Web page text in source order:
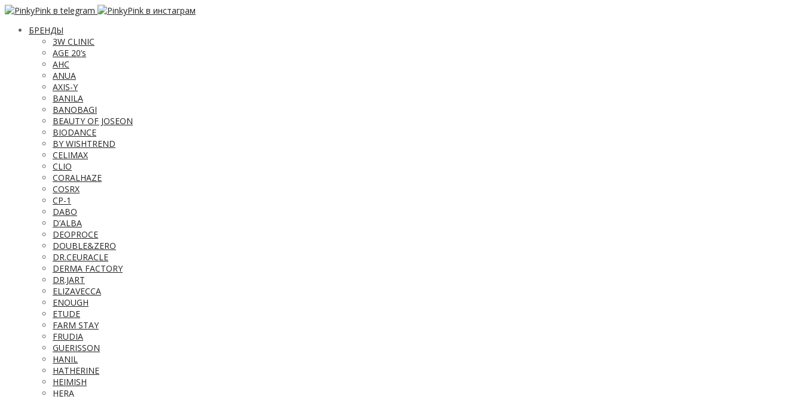
БРЕНДЫ
3W CLINIC
AGE 20’s
AHC
ANUA
AXIS-Y
BANILA
BANOBAGI
BEAUTY OF JOSEON
BIODANCE
BY WISHTREND
CELIMAX
CLIO
CORALHAZE
COSRX
CP-1
DABO
D’ALBA
DEOPROCE
DOUBLE&ZERO
DR.CEURACLE
DERMA FACTORY
DR.JART
ELIZAVECCA
ENOUGH
ETUDE
FARM STAY
FRUDIA
GUERISSON
HANIL
HATHERINE
HEIMISH
HERA